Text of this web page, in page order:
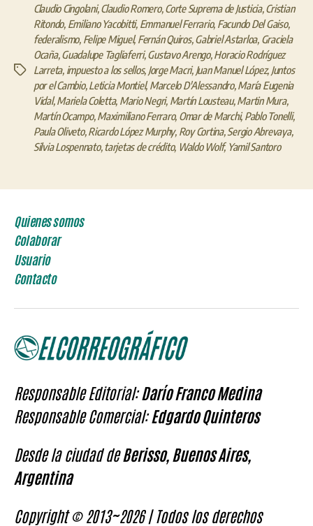
Etiquetas
Claudio Cingolani,Claudio Romero,Corte Suprema de Justicia,Cristian
Ritondo, Emiliano Yacobitti, Emmanuel Ferrario, Facundo Del Gaiso,
federalismo, Felipe Miguel,Fernán Quiros,Gabriel Astarloa, Graciela
Ocaña,Guadalupe Tagliaferri,Gustavo Arengo,Horacio Rodríguez
Larreta, impuesto a los sellos, Jorge Macri, Juan Manuel López, Juntos
por el Cambio,Leticia Montiel,Marcelo D'Alessandro,María Eugenia
Vidal,Mariela Coletta, Mario Negri, Martín Lousteau,Martin Mura,
Martín Ocampo,Maximiliano Ferraro, Omar de Marchi, Pablo Tonelli,
Paula Oliveto,Ricardo López Murphy, Roy Cortina,Sergio Abrevaya,
Silvia Lospennato,tarjetas de crédito, Waldo Wolf, Yamil Santoro
Quienes somos
Colaborar
Usuario
Contacto
Responsable Editorial:Darío Franco Medina
Responsable Comercial:Edgardo Quinteros
Desde la ciudad deBerisso, Buenos Aires,
Argentina
Copyright © 2013~2026 | Todos los derechos